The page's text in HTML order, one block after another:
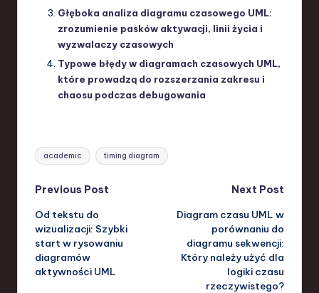
Głęboka analiza diagramu czasowego UML:
zrozumienie pasków aktywacji, linii życia i
wyzwalaczy czasowych
Typowe błędy w diagramach czasowych UML,
które prowadzą do rozszerzania zakresu i
chaosu podczas debugowania
Tags:
academic timing diagram
Post
navigation
Previous Post
Od tekstu do
wizualizacji: Szybki
start w rysowaniu
diagramów
aktywności UML
Next Post
Diagram czasu UML w
porównaniu do
diagramu sekwencji:
Który należy użyć dla
logiki czasu
rzeczywistego?